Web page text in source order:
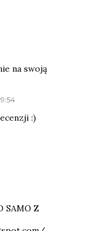
na swoją
:)
SAMO Z